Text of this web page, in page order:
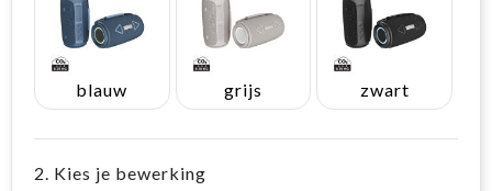
blauw grijs zwart
2. Kies je bewerking